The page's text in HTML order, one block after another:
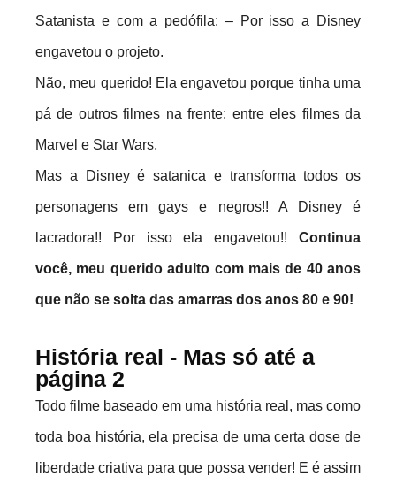
Satanista e com a pedófila: – Por isso a Disney
engavetou o projeto.
Não, meu querido! Ela engavetou porque tinha uma
pá de outros filmes na frente: entre eles filmes da
Marvel e Star Wars.
Mas a Disney é satanica e transforma todos os
personagens em gays e negros!! A Disney é
lacradora!! Por isso ela engavetou!! Continua
você, meu querido adulto com mais de 40 anos
que não se solta das amarras dos anos 80 e 90!
História real - Mas só até a
página 2
Todo filme baseado em uma história real, mas como
toda boa história, ela precisa de uma certa dose de
liberdade criativa para que possa vender! E é assim